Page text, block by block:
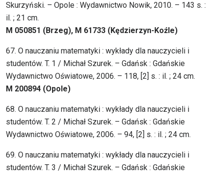
Skurzyński. – Opole : Wydawnictwo Nowik, 2010. – 143 s. :
il. ; 21 cm.
M 050851 (Brzeg), M 61733 (Kędzierzyn-Koźle)
67. O nauczaniu matematyki : wykłady dla nauczycieli i
studentów. T. 1 / Michał Szurek. – Gdańsk : Gdańskie
Wydawnictwo Oświatowe, 2006. – 118, [2] s. : il. ; 24 cm.
M 200894 (Opole)
68. O nauczaniu matematyki : wykłady dla nauczycieli i
studentów. T. 2 / Michał Szurek. – Gdańsk : Gdańskie
Wydawnictwo Oświatowe, 2006. – 94, [2] s. : il. ; 24 cm.
69. O nauczaniu matematyki : wykłady dla nauczycieli i
studentów. T. 3 / Michał Szurek. – Gdańsk : Gdańskie